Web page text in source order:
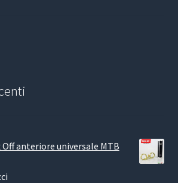
Off anteriore universale MTB